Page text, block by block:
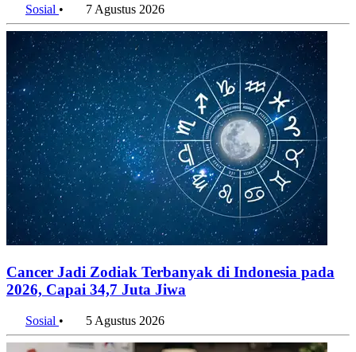
Sosial • 7 Agustus 2026
Cancer Jadi Zodiak Terbanyak di Indonesia pada
2026, Capai 34,7 Juta Jiwa
Sosial • 5 Agustus 2026